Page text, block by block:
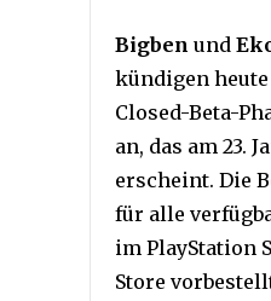
Bigben und
kündigen
Closed-Beta-
an, das am 23.
erscheint. Die
für alle
im PlayStation
Store